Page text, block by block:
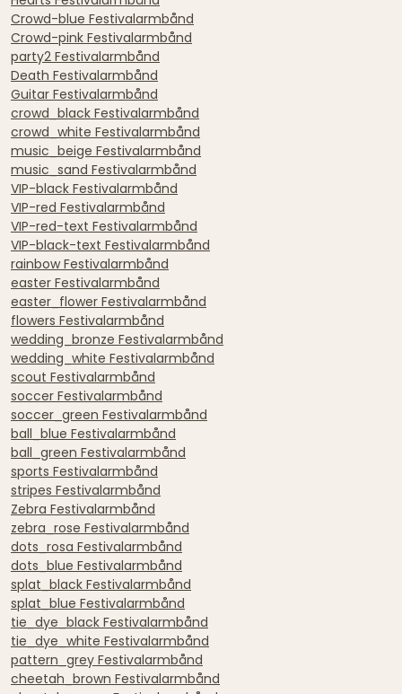
Crowd-blue Festivalarmbånd
Crowd-pink Festivalarmbånd
party2 Festivalarmbånd
Death Festivalarmbånd
Guitar Festivalarmbånd
crowd_black Festivalarmbånd
crowd_white Festivalarmbånd
music_beige Festivalarmbånd
music_sand Festivalarmbånd
VIP-black Festivalarmbånd
VIP-red Festivalarmbånd
VIP-red-text Festivalarmbånd
VIP-black-text Festivalarmbånd
rainbow Festivalarmbånd
easter Festivalarmbånd
easter_flower Festivalarmbånd
flowers Festivalarmbånd
wedding_bronze Festivalarmbånd
wedding_white Festivalarmbånd
scout Festivalarmbånd
soccer Festivalarmbånd
soccer_green Festivalarmbånd
ball_blue Festivalarmbånd
ball_green Festivalarmbånd
sports Festivalarmbånd
stripes Festivalarmbånd
Zebra Festivalarmbånd
zebra_rose Festivalarmbånd
dots_rosa Festivalarmbånd
dots_blue Festivalarmbånd
splat_black Festivalarmbånd
splat_blue Festivalarmbånd
tie_dye_black Festivalarmbånd
tie_dye_white Festivalarmbånd
pattern_grey Festivalarmbånd
cheetah_brown Festivalarmbånd